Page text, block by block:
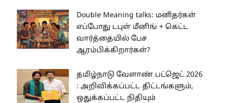
Double Meaning talks: மனிதர்கள்
எப்போது டபுள் மீனிங் + கெட்ட
வார்த்தையில் பேச
ஆரம்பிக்கிறார்கள்?
தமிழ்நாடு வேளாண் பட்ஜெட் 2026
: அறிவிக்கப்பட்ட திட்டங்களும்,
ஒதுக்கப்பட்ட நிதியும்